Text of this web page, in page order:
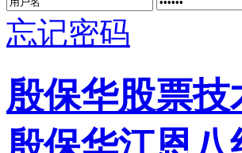
忘记密码
殷保华股票